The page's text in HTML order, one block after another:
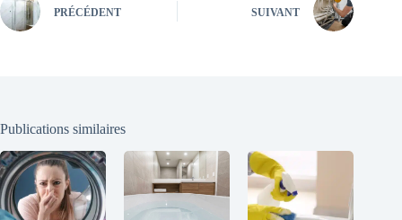
PRÉCÉDENT SUIVANT
Publications similaires